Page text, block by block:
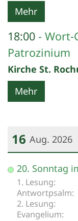
Mehr
18:00
Wort-
Patrozinium
Kirche St.
Mehr
16 Aug. 2026
Datum: 16.
20. Sonntag